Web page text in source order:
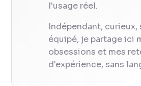
l'usage réel.
Indépendant,
équipé, je partage ici
obsessions et mes
d'expérience, sans